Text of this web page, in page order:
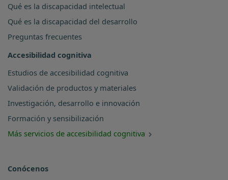
Qué es la discapacidad intelectual
Qué es la discapacidad del desarrollo
Preguntas frecuentes
Accesibilidad cognitiva
Estudios de accesibilidad cognitiva
Validación de productos y materiales
Investigación, desarrollo e innovación
Formación y sensibilización
Más servicios de accesibilidad cognitiva
Conócenos